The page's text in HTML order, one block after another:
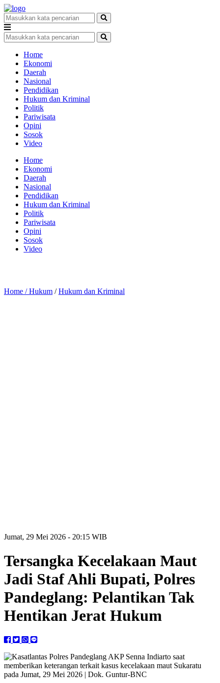
Home
Ekonomi
Daerah
Nasional
Pendidikan
Hukum dan Kriminal
Politik
Pariwisata
Opini
Sosok
Video
Home
Ekonomi
Daerah
Nasional
Pendidikan
Hukum dan Kriminal
Politik
Pariwisata
Opini
Sosok
Video
Home /Hukum /Hukum dan Kriminal
Jumat, 29 Mei 2026 - 20:15 WIB
Tersangka Kecelakaan Maut
Jadi Staf Ahli Bupati, Polres
Pandeglang: Pelantikan Tak
Hentikan Jerat Hukum